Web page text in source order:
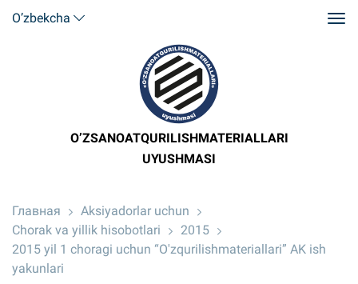
O’zbekcha
O’ZSANOATQURILISHMATERIALLARI
UYUSHMASI
Главная
Aksiyadorlar uchun
Chorak va yillik hisobotlari
2015
2015 yil 1 choragi uchun “O'zqurilishmateriallari” AK ish
yakunlari